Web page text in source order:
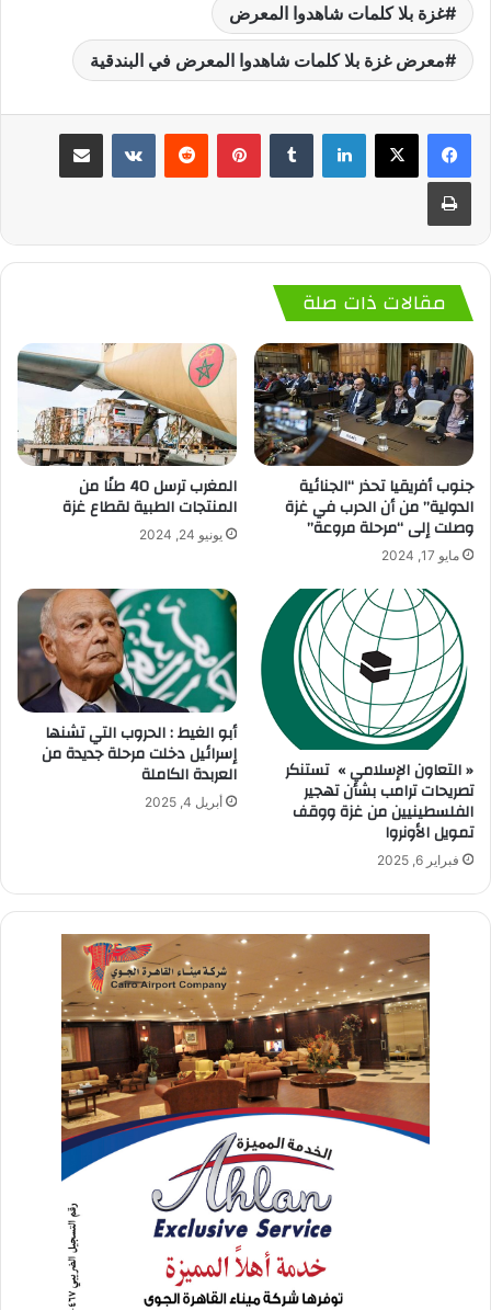
غزة بلا كلمات شاهدوا المعرض
معرض غزة بلا كلمات شاهدوا المعرض في البندقية
لينكدإن بينتيريست
مقالات ذات صلة
جنوب أفريقيا تحذر “الجنائية
الدولية” من أن الحرب في غزة
وصلت إلى “مرحلة مروعة”
مايو 17, 2024
المغرب ترسل 40 طنًا من
المنتجات الطبية لقطاع غزة
يونيو 24, 2024
« التعاون الإسلامي » تستنكر
تصريحات ترامب بشأن تهجير
الفلسطينيين من غزة ووقف
تمويل الأونروا
فبراير 6, 2025
أبو الغيط : الحروب التي تشنها
إسرائيل دخلت مرحلة جديدة من
العربدة الكاملة
أبريل 4, 2025